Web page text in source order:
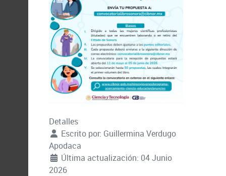
Detalles
Escrito por: Guillermina Verdugo
Apodaca
Última actualización: 04 Junio
2026